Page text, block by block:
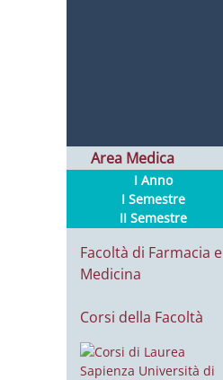
Area Medica
I Anno
I Semestre
II Semestre
Facoltà di Farmacia e
Medicina
Corsi della Facoltà